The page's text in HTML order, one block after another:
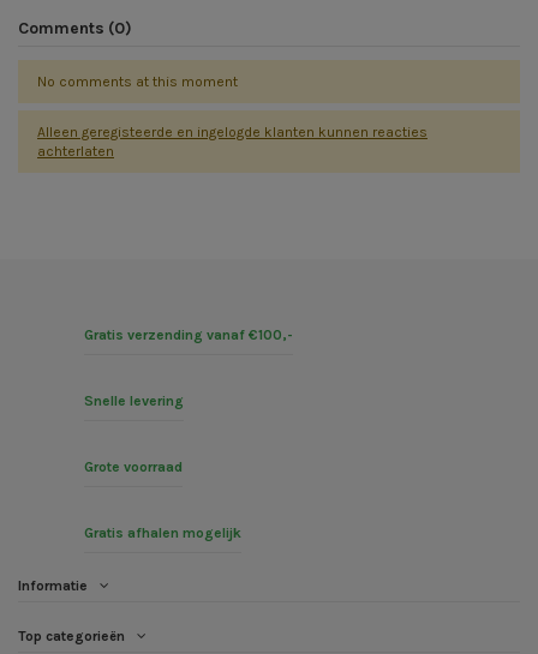
Comments (0)
No comments at this moment
Alleen geregisteerde en ingelogde klanten kunnen reacties
achterlaten
Gratis verzending vanaf €100,-
Snelle levering
Grote voorraad
Gratis afhalen mogelijk
Informatie
Top categorieën